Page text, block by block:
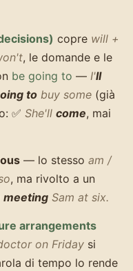
copre will +
, le domande e le
be going to — I'll
to buy some (già
✅ She'll come, mai
— lo stesso am /
, ma rivolto a un
meeting Sam at six.
arrangements
on Friday si
di tempo lo rende